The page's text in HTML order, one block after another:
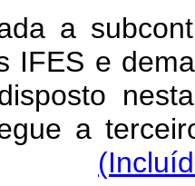
a
IFES e
a